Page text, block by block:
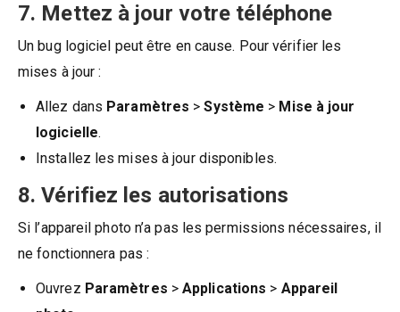
7. Mettez à jour votre téléphone
Un bug logiciel peut être en cause. Pour vérifier les
mises à jour :
Allez dans Paramètres >Système > Mise à jour
logicielle.
Installez les mises à jour disponibles.
8. Vérifiez les autorisations
Si l’appareil photo n’a pas les permissions nécessaires, il
ne fonctionnera pas :
Ouvrez Paramètres >Applications > Appareil